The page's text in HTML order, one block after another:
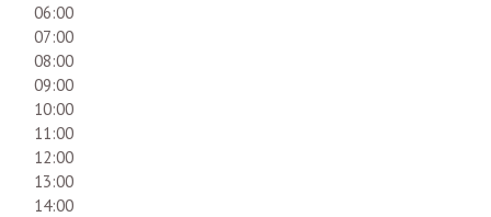
06:00
07:00
08:00
09:00
10:00
11:00
12:00
13:00
14:00